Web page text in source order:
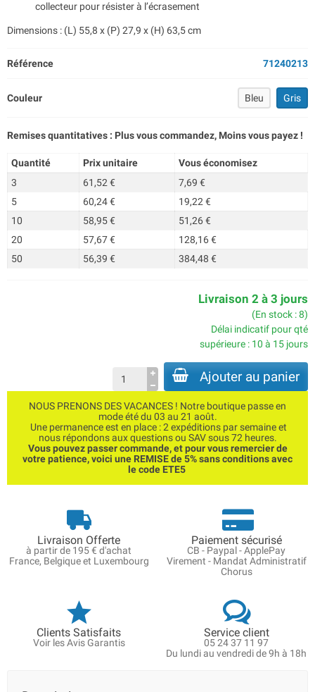
collecteur pour résister à l’écrasement
Dimensions : (L) 55,8 x (P) 27,9 x (H) 63,5 cm
Référence 71240213
Couleur Bleu Gris
Remises quantitatives : Plus vous commandez, Moins vous payez !
Quantité Prix unitaire
Vous économisez
3
61,52 €
7,69 €
5
60,24 €
19,22 €
10
58,95 €
51,26 €
20
57,67 €
128,16 €
50
56,39 € 384,48 €
Livraison 2 à 3 jours
(En stock : 8)
Délai indicatif pour qté
supérieure : 10 à 15 jours
Ajouter au panier
NOUS PRENONS DES VACANCES ! Notre boutique passe en
mode été du 03 au 21 août.
Une permanence est en place : 2 expéditions par semaine et
nous répondons aux questions ou SAV sous 72 heures.
Vous pouvez passer commande, et pour vous remercier de
votre patience, voici une REMISE de 5% sans conditions avec
le code ETE5
Livraison Offerte
à partir de 195 € d'achat
France, Belgique et Luxembourg
Paiement sécurisé
CB - Paypal - ApplePay
Virement - Mandat Administratif
Chorus
Clients Satisfaits
Voir les Avis Garantis
Service client
05 24 37 11 97
Du lundi au vendredi de 9h à 18h